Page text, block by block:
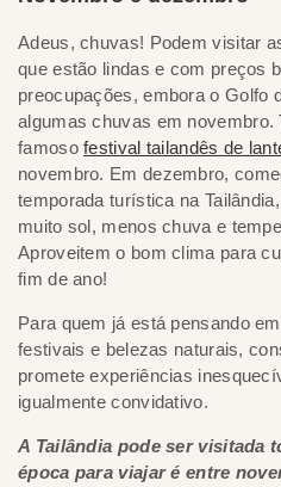
Adeus, chuvas! Podem visitar
que estão lindas e com preços
preocupações, embora o Golfo
algumas chuvas em novembro.
famosofestival tailandês de
novembro. Em dezembro,
temporada turística na
muito sol, menos chuva e
Aproveitem o bom clima para
fim de ano!
Para quem já está pensando
festivais e belezas naturais,
promete experiências
igualmente convidativo.
A Tailândia pode ser visitada
época para viajar é entre